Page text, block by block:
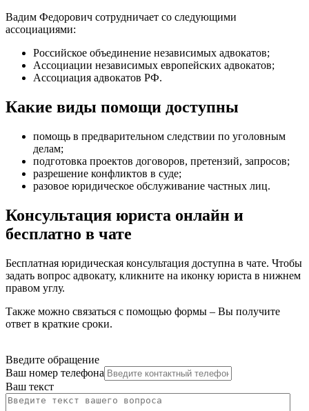
Вадим Федорович сотрудничает со следующими
ассоциациями:
Российское объединение независимых адвокатов;
Ассоциации независимых европейских адвокатов;
Ассоциация адвокатов РФ.
Какие виды помощи доступны
помощь в предварительном следствии по уголовным
делам;
подготовка проектов договоров, претензий, запросов;
разрешение конфликтов в суде;
разовое юридическое обслуживание частных лиц.
Консультация юриста онлайн и
бесплатно в чате
Бесплатная юридическая консультация доступна в чате. Чтобы
задать вопрос адвокату, кликните на иконку юриста в нижнем
правом углу.
Также можно связаться с помощью формы – Вы получите
ответ в краткие сроки.
Введите обращение
Ваш номер телефона
Ваш текст